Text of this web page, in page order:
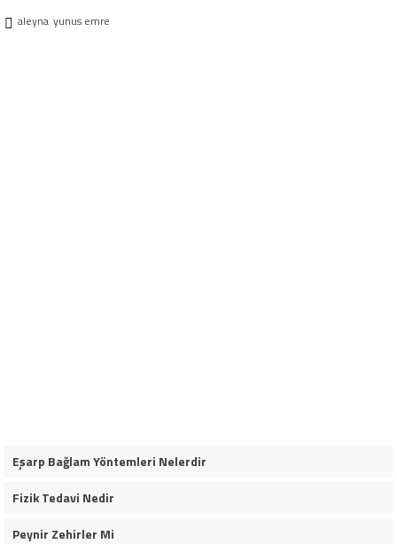
aleyna yunus emre
Eşarp Bağlam Yöntemleri Nelerdir
Fizik Tedavi Nedir
Peynir Zehirler Mi